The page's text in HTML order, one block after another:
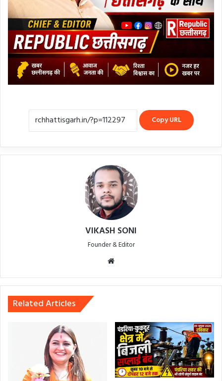
Copy URL
VIKASH SONI
Founder & Editor
Related Articles